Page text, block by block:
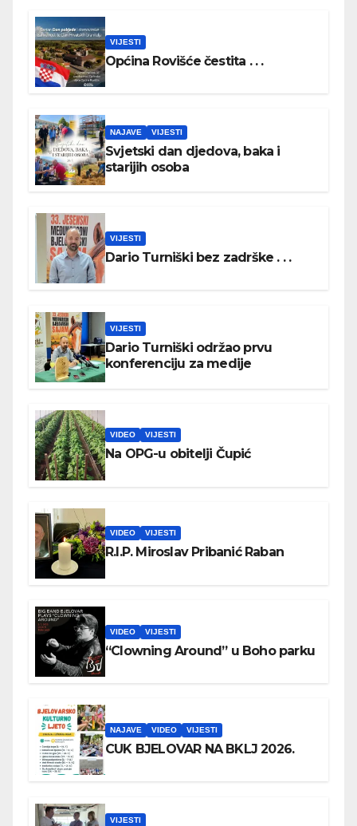
VIJESTI
Općina Rovišće čestita . . .
NAJAVE VIJESTI
Svjetski dan djedova, baka i
starijih osoba
VIJESTI
Dario Turniški bez zadrške . . .
VIJESTI
Dario Turniški održao prvu
konferenciju za medije
VIDEO VIJESTI
Na OPG-u obitelji Čupić
VIDEO VIJESTI
R.I.P. Miroslav Pribanić Raban
VIDEO VIJESTI
“Clowning Around” u Boho parku
NAJAVE VIDEO VIJESTI
CUK BJELOVAR NA BKLJ 2026.
VIJESTI